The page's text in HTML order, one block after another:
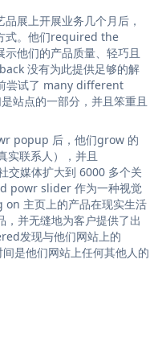
展上开展业务几个月后，
式。他们required the
他们的产品质量、轻巧且
没有为此提供足够的解
尝试了 many different
站点的一部分，并且笨重且
popup 后，他们grow 的
实联系人），并且
媒体扩大到 6000 多个关
powr slider 作为一种视觉
主页上的产品在现实生活
并无缝地为客户提供了出
发现与他们网站上的
是他们网站上任何其他人的